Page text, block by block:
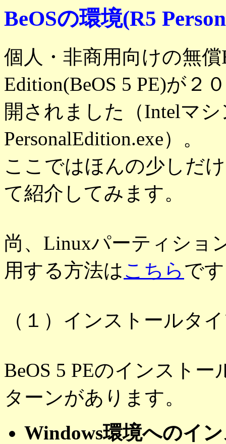
BeOSの環境(R5
個人・非商用向けの無償
Edition(BeOS 5 PE)が２
開されました（Intelマシ
PersonalEdition.exe）。
ここではほんの少しだ
て紹介してみます。
尚、Linuxパーティショ
用する方法はこちら で
（１）インストールタ
BeOS 5 PEのインスト
ターンがあります。
Windows環境へのイ